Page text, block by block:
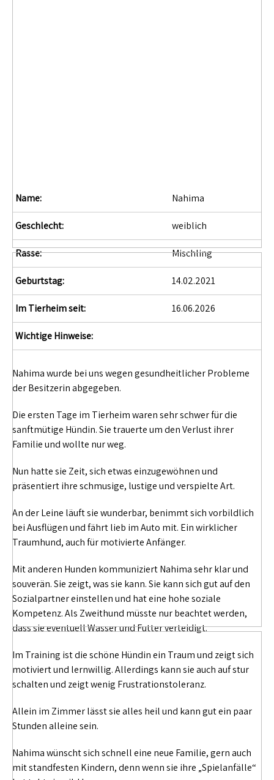
Name: Nahima
Geschlecht: weiblich
Rasse: Mischling
Geburtstag: 14.02.2021
Im Tierheim seit: 16.06.2026
Wichtige Hinweise:
Nahima wurde bei uns wegen gesundheitlicher Probleme
der Besitzerin abgegeben.
Die ersten Tage im Tierheim waren sehr schwer für die
sanftmütige Hündin. Sie trauerte um den Verlust ihrer
Familie und wollte nur weg.
Nun hatte sie Zeit, sich etwas einzugewöhnen und
präsentiert ihre schmusige, lustige und verspielte Art.
An der Leine läuft sie wunderbar, benimmt sich vorbildlich
bei Ausflügen und fährt lieb im Auto mit. Ein wirklicher
Traumhund, auch für motivierte Anfänger.
Mit anderen Hunden kommuniziert Nahima sehr klar und
souverän. Sie zeigt, was sie kann. Sie kann sich gut auf den
Sozialpartner einstellen und hat eine hohe soziale
Kompetenz. Als Zweithund müsste nur beachtet werden,
dass sie eventuell Wasser und Futter verteidigt.
Im Training ist die schöne Hündin ein Traum und zeigt sich
motiviert und lernwillig. Allerdings kann sie auch auf stur
schalten und zeigt wenig Frustrationstoleranz.
Allein im Zimmer lässt sie alles heil und kann gut ein paar
Stunden alleine sein.
Nahima wünscht sich schnell eine neue Familie, gern auch
mit standfesten Kindern, denn wenn sie ihre „Spielanfälle“